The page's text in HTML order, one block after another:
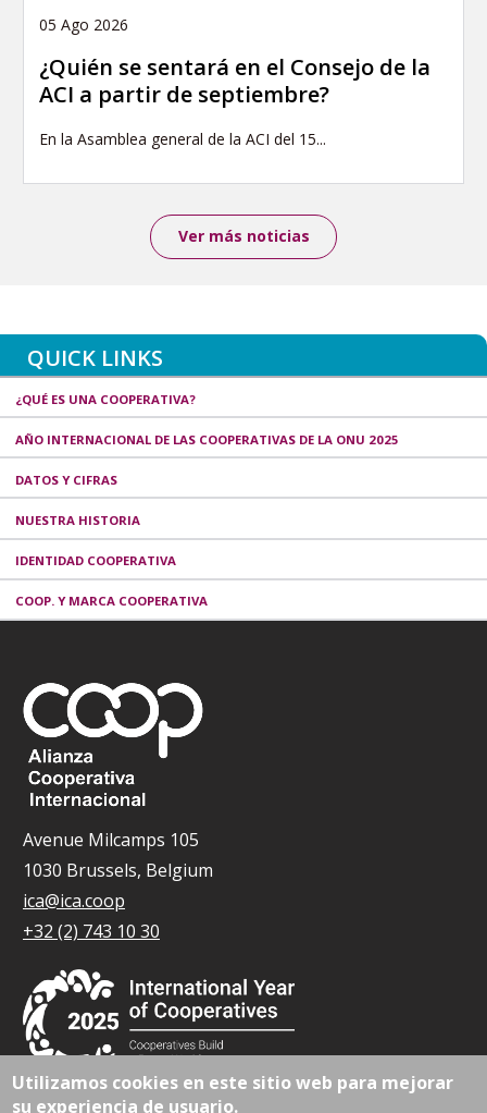
05 Ago 2026
¿Quién se sentará en el Consejo de la
ACI a partir de septiembre?
En la Asamblea general de la ACI del 15...
Ver más noticias
QUICK LINKS
¿QUÉ ES UNA COOPERATIVA?
AÑO INTERNACIONAL DE LAS COOPERATIVAS DE LA ONU 2025
DATOS Y CIFRAS
NUESTRA HISTORIA
IDENTIDAD COOPERATIVA
COOP. Y MARCA COOPERATIVA
Avenue Milcamps 105
1030 Brussels, Belgium
ica@ica.coop
+32 (2) 743 10 30
Utilizamos cookies en este sitio web para mejorar
su experiencia de usuario.